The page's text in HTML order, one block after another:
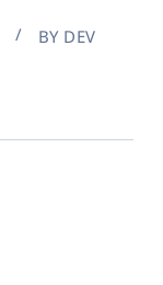
BY DEV